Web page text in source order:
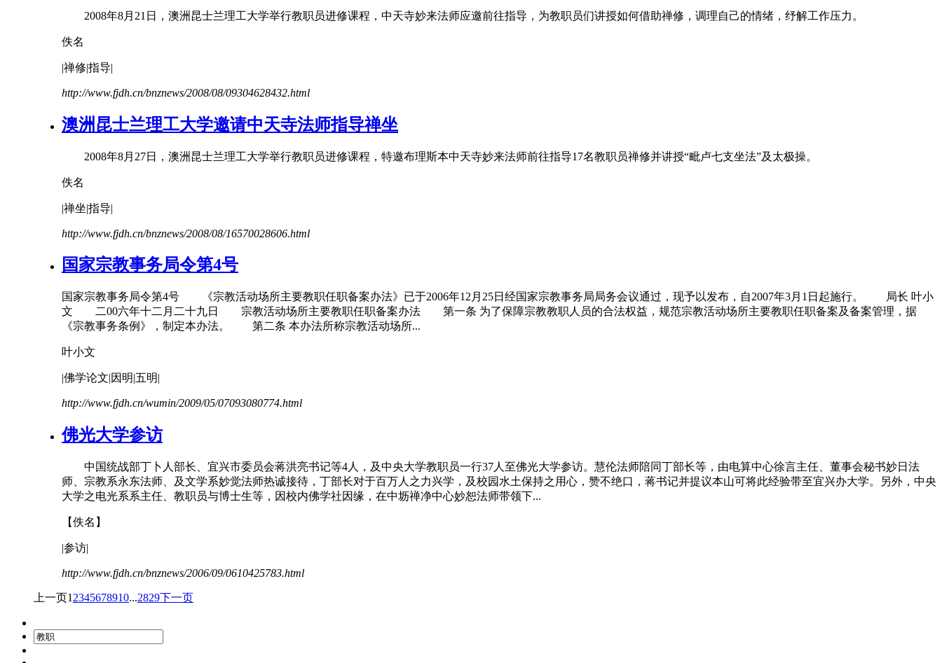
2008年8月21日，澳洲昆士兰理工大学举行教职 员进修课程，中天寺妙来法师应邀前往指导，为教职 员们讲授如何借助禅修，调理自己的情绪，纾解工作压力。
佚名
|禅修|指导|
http://www.fjdh.cn/bnznews/2008/08/09304628432.html
澳洲昆士兰理工大学邀请中天寺法师指导禅坐
2008年8月27日，澳洲昆士兰理工大学举行教职 员进修课程，特邀布理斯本中天寺妙来法师前往指导17名教职员禅修并讲授“毗卢七支坐法”及太极操。
佚名
|禅坐|指导|
http://www.fjdh.cn/bnznews/2008/08/16570028606.html
国家宗教事务局令第4号
国家宗教事务局令第4号 《宗教活动场所主要教职任职备案办法》已于2006年12月25日经国家宗教事务局局务会议通过，现予以发布，自2007年3月1日起施行。 局长 叶小
文 二00六年十二月二十九日 宗教活动场所主要教职任职备案办法 第一条 为了保障宗教教职人员的合法权益，规范宗教活动场所主要教职任职备案及备案管理，据
《宗教事务条例》，制定本办法。 第二条 本办法所称宗教活动场所...
叶小文
|佛学论文|因明|五明|
http://www.fjdh.cn/wumin/2009/05/07093080774.html
佛光大学参访
中国统战部丁卜人部长、宜兴市委员会蒋洪亮书记等4人，及中央大学教职 员一行37人至佛光大学参访。慧伦法师陪同丁部长等，由电算中心徐言主任、董事会秘书妙日法
师、宗教系永东法师、及文学系妙觉法师热诚接待，丁部长对于百万人之力兴学，及校园水土保持之用心，赞不绝口，蒋书记并提议本山可将此经验带至宜兴办大学。另外，中央
大学之电光系系主任、 教职 员与博士生等，因校内佛学社因缘，在中坜禅净中心妙恕法师带领下...
【佚名】
|参访|
http://www.fjdh.cn/bnznews/2006/09/0610425783.html
上一页1 2345678910...2829下一页